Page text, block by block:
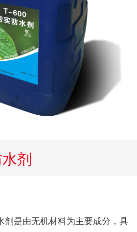
剂
剂是由无机材料为主要成分，具